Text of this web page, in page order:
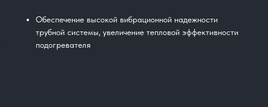
Обеспечение высокой вибрационной надежности
трубной системы, увеличение тепловой эффективности
подогревателя